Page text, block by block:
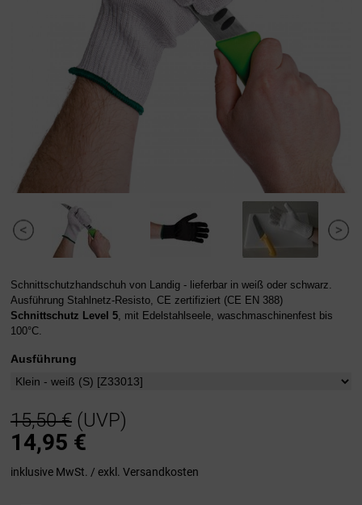
Schnittschutzhandschuh von Landig - lieferbar in weiß oder schwarz.
Ausführung Stahlnetz-Resisto, CE zertifiziert (CE EN 388)
Schnittschutz Level 5, mit Edelstahlseele, waschmaschinenfest bis
100°C.
Ausführung
15,50 € (UVP)
14,95 €
inklusive MwSt. / exkl. Versandkosten